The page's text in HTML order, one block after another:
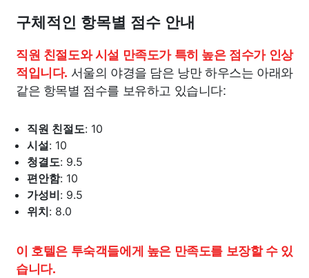
구체적인 항목별 점수 안내
직원 친절도와 시설 만족도가 특히 높은 점수가 인상
적입니다. 서울의 야경을 담은 낭만 하우스는 아래와
같은 항목별 점수를 보유하고 있습니다:
직원 친절도: 10
시설: 10
청결도: 9.5
편안함: 10
가성비: 9.5
위치: 8.0
이 호텔은 투숙객들에게 높은 만족도를 보장할 수 있
습니다.